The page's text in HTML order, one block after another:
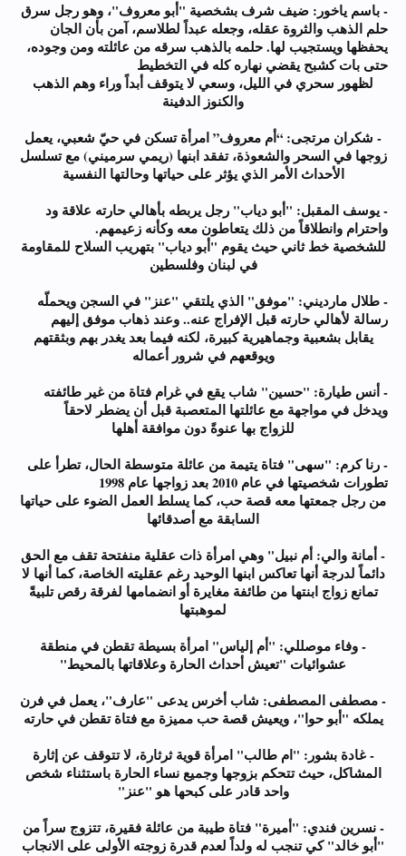
- باسم ياخور: ضيف شرف بشخصية "أبو معروف"، وهو رجل سرق
حلم الذهب والثروة عقله، وجعله عبداً لطلاسم، آمن بأن الجان
يحفظها ويستجيب لها. حلمه بالذهب سرقه من عائلته ومن وجوده،
حتى بات كشبح يقضي نهاره كله في التخطيط
لظهور سحري في الليل، وسعي لا يتوقف أبداً وراء وهم الذهب
والكنوز الدفينة
- شكران مرتجى: “أم معروف” امرأة تسكن في حيّ شعبي، يعمل
زوجها في السحر والشعوذة، تفقد ابنها (ريمي سرميني) مع تسلسل
الأحداث الأمر الذي يؤثر على حياتها وحالتها النفسية
- يوسف المقبل: "أبو دياب" رجل يربطه بأهالي حارته علاقة ود
واحترام وانطلاقاً من ذلك يتعاطون معه وكأنه زعيمهم.
للشخصية خط ثاني حيث يقوم "أبو دياب" بتهريب السلاح للمقاومة
في لبنان وفلسطين
- طلال مارديني: "موفق" الذي يلتقي "عنز" في السجن ويحملّه
رسالة لأهالي حارته قبل الإفراج عنه.. وعند ذهاب موفق إليهم
يقابل بشعبية وجماهيرية كبيرة، لكنه فيما بعد يغدر بهم وبثقتهم
ويوقعهم في شرور أعماله
- أنس طيارة: "حسين" شاب يقع في غرام فتاة من غير طائفته
ويدخل في مواجهة مع عائلتها المتعصبة قبل أن يضطر لاحقاً
للزواج بها عنوةً دون موافقة أهلها
- رنا كرم: "سهى" فتاة يتيمة من عائلة متوسطة الحال، تطرأ على
تطورات شخصيتها في عام 2010 بعد زواجها عام 1998
من رجل جمعتها معه قصة حب، كما يسلط العمل الضوء على حياتها
السابقة مع أصدقائها
- أمانة والي: أم نبيل" وهي امرأة ذات عقلية منفتحة تقف مع الحق
دائماً لدرجة أنها تعاكس ابنها الوحيد رغم عقليته الخاصة، كما أنها لا
تمانع زواج ابنتها من طائفة مغايرة أو انضمامها لفرقة رقص تلبيةً
لموهبتها
- وفاء موصللي: "أم إلياس" امرأة بسيطة تقطن في منطقة
عشوائيات "تعيش أحداث الحارة وعلاقاتها بالمحيط"
- مصطفى المصطفى: شاب أخرس يدعى "عارف"، يعمل في فرن
يملكه "أبو حوا"، ويعيش قصة حب مميزة مع فتاة تقطن في حارته
- غادة بشور: "ام طالب" امرأة قوية ثرثارة، لا تتوقف عن إثارة
المشاكل، حيث تتحكم بزوجها وجميع نساء الحارة باستثناء شخص
واحد قادر على كبحها هو "عنز"
- نسرين فندي: "أميرة" فتاة طيبة من عائلة فقيرة، تتزوج سراً من
"أبو خالد" كي تنجب له ولداً لعدم قدرة زوجته الأولى على الانجاب